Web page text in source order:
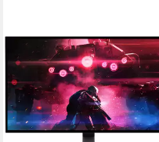
SONY
SDM-27Q10S OLED-Monitor
67 cm/ 27 Zoll Diagonale
2560 x 1440 px, QHD Auflösung
0,03 ms Reaktionszeit
Produktdatenblatt